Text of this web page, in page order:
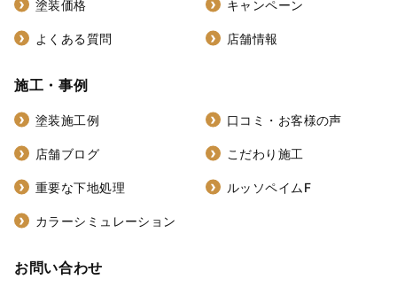
塗装価格 キャンペーン
よくある質問 店舗情報
施工・事例
塗装施工例 口コミ・お客様の声
店舗ブログ こだわり施工
重要な下地処理 ルッソペイムF
カラーシミュレーション
お問い合わせ